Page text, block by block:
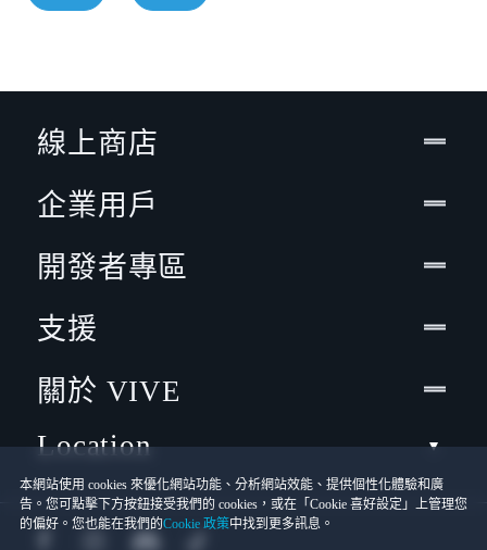
本網站使用 cookies 來優化網站功能、分析網站效能、提供個性化體驗和廣
告。您可點擊下方按鈕接受我們的 cookies，或在「Cookie 喜好設定」上管理您
的偏好。您也能在我們的Cookie 政策中找到更多訊息。
線上商店
企業用戶
開發者專區
支援
關於 VIVE
Location